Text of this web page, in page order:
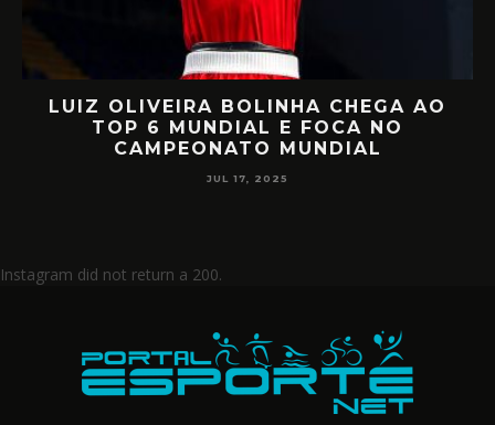
LUIZ OLIVEIRA BOLINHA CHEGA AO
TOP 6 MUNDIAL E FOCA NO
CAMPEONATO MUNDIAL
JUL 17, 2025
Instagram did not return a 200.